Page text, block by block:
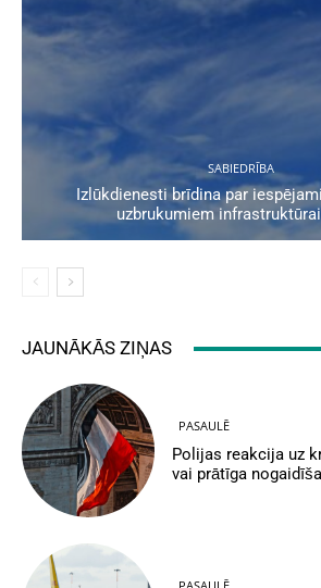
SABIEDRĪBA
Izlūkdienesti brīdina par
uzbrukumiem
JAUNĀKĀS ZIŅAS
PASAULĒ
Polijas reakcija uz
vai prātīga